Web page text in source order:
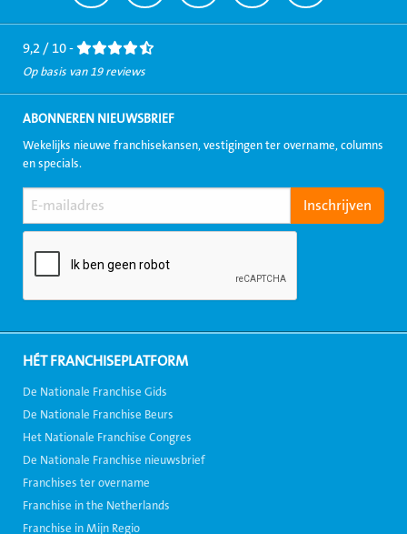
FacebookLinkedInTwitterInstagramYoutube
9,2 / 10 -
Op basis van 19 reviews
ABONNEREN NIEUWSBRIEF
Wekelijks nieuwe franchisekansen, vestigingen ter overname, columns
en specials.
HÉT FRANCHISEPLATFORM
De Nationale Franchise Gids
De Nationale Franchise Beurs
Het Nationale Franchise Congres
De Nationale Franchise nieuwsbrief
Franchises ter overname
Franchise in the Netherlands
Franchise in Mijn Regio